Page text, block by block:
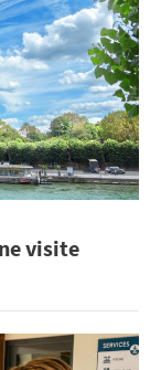
visite